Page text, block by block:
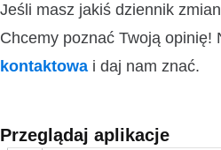
Jeśli masz jakiś dziennik
Chcemy poznać Twoją opinię!
kontaktowa i daj nam znać.
Przeglądaj aplikacje